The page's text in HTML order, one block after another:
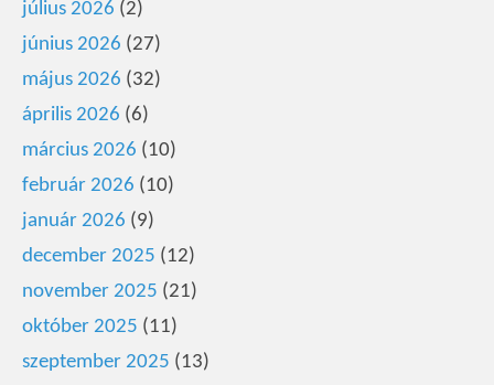
július 2026 (2)
június 2026 (27)
május 2026 (32)
április 2026 (6)
március 2026 (10)
február 2026 (10)
január 2026 (9)
december 2025 (12)
november 2025 (21)
október 2025 (11)
szeptember 2025 (13)